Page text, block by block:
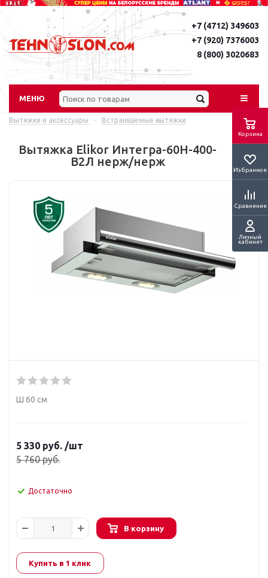
Корзина
Избранное
Сравнение
Личный
кабинет
+7 (4712) 349603
+7 (920) 7376003
8 (800) 3020683
МЕНЮ
Вытяжки и аксессуары - Встраиваемые вытяжки
Вытяжка Elikor Интегра-60Н-400-
В2Л нерж/нерж
Ш 60 см
5 330 руб. /шт
5 760руб.
Достаточно
В корзину
Купить в 1 клик